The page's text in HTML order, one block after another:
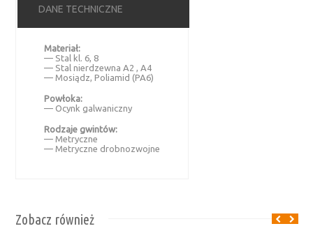
DANE TECHNICZNE
Materiał:
— Stal kl. 6, 8
— Stal nierdzewna A2 , A4
— Mosiądz, Poliamid (PA6)
Powłoka:
— Ocynk galwaniczny
Rodzaje gwintów:
— Metryczne
— Metryczne drobnozwojne
Zobacz również